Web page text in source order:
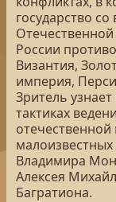
государство
России
Византия,
империя,
Зритель
тактиках
Владимира
Алексея
Багратиона.